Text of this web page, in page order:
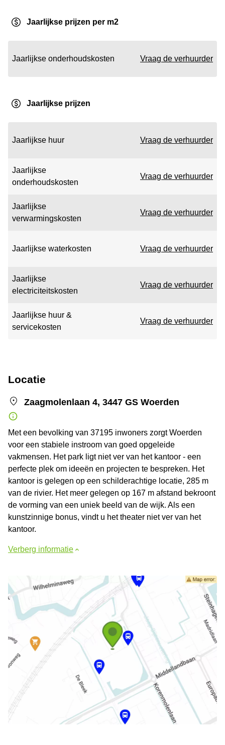
Jaarlijkse prijzen per m2
Jaarlijkse onderhoudskosten Vraag de verhuurder
Jaarlijkse prijzen
Jaarlijkse huur Vraag de verhuurder
Jaarlijkse
onderhoudskosten
Vraag de verhuurder
Jaarlijkse
verwarmingskosten
Vraag de verhuurder
Jaarlijkse waterkosten Vraag de verhuurder
Jaarlijkse
electriciteitskosten
Vraag de verhuurder
Jaarlijkse huur &
servicekosten
Vraag de verhuurder
Locatie
Zaagmolenlaan 4, 3447 GS Woerden
Met een bevolking van 37195 inwoners zorgt Woerden
voor een stabiele instroom van goed opgeleide
vakmensen. Het park ligt niet ver van het kantoor - een
perfecte plek om ideeën en projecten te bespreken. Het
kantoor is gelegen op een schilderachtige locatie, 285 m
van de rivier. Het meer gelegen op 167 m afstand bekroont
de vorming van een uniek beeld van de wijk. Als een
kunstzinnige bonus, vindt u het theater niet ver van het
kantoor.
Verberg informatie